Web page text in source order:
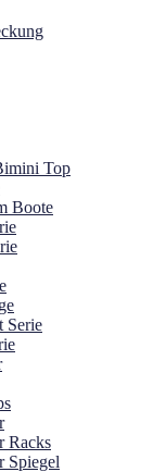
Top
Boote
Serie
Racks
Spiegel